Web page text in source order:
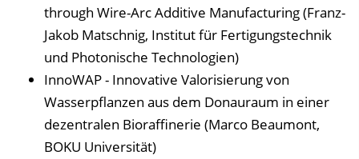
through Wire-Arc Additive Manufacturing (Franz-
Jakob Matschnig, Institut für Fertigungstechnik
und Photonische Technologien)
InnoWAP - Innovative Valorisierung von
Wasserpflanzen aus dem Donauraum in einer
dezentralen Bioraffinerie (Marco Beaumont,
BOKU Universität)